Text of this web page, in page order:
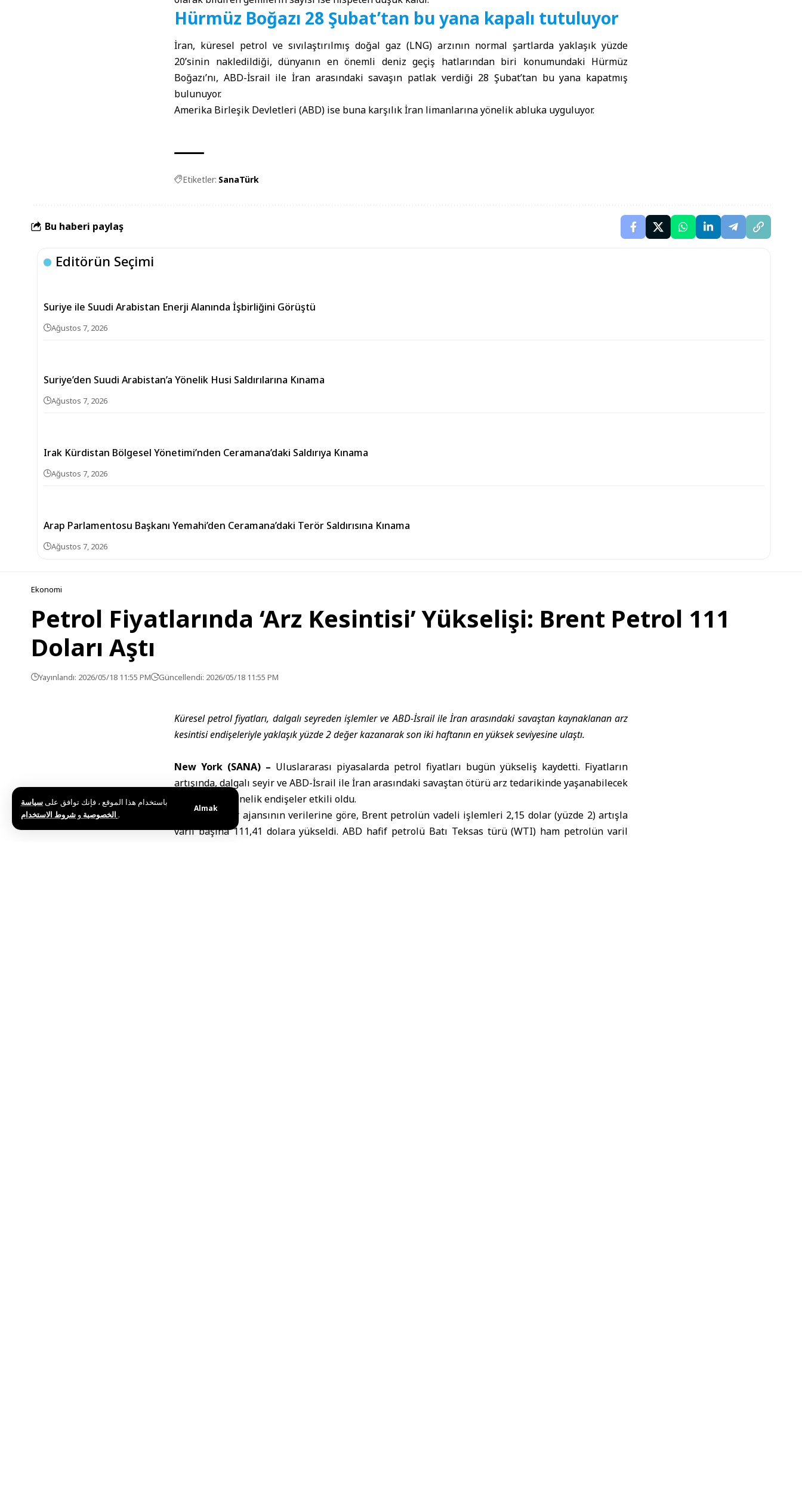
باستخدام هذا الموقع ، فإنك توافق علىسياسة
الخصوصية و .
Almak
Hürmüz Boğazı 28 Şubat’tan bu yana kapalı tutuluyor
İran, küresel petrol ve sıvılaştırılmış doğal gaz (LNG) arzının normal şartlarda yaklaşık yüzde
20’sinin nakledildiği, dünyanın en önemli deniz geçiş hatlarından biri konumundaki Hürmüz
Boğazı’nı, ABD-İsrail ile İran arasındaki savaşın patlak verdiği 28 Şubat’tan bu yana kapatmış
bulunuyor.
Amerika Birleşik Devletleri (ABD) ise buna karşılık İran limanlarına yönelik abluka uyguluyor.
Etiketler: SanaTürk
Bu haberi paylaş
Editörün Seçimi
Suriye ile Suudi Arabistan Enerji Alanında İşbirliğini Görüştü
Ağustos 7, 2026
Suriye’den Suudi Arabistan’a Yönelik Husi Saldırılarına Kınama
Ağustos 7, 2026
Irak Kürdistan Bölgesel Yönetimi’nden Ceramana’daki Saldırıya Kınama
Ağustos 7, 2026
Arap Parlamentosu Başkanı Yemahi’den Ceramana’daki Terör Saldırısına Kınama
Ağustos 7, 2026
Ekonomi
Petrol Fiyatlarında ‘Arz Kesintisi’ Yükselişi: Brent Petrol 111
Doları Aştı
Yayınlandı: 2026/05/18 11:55 PM Güncellendi: 2026/05/18 11:55 PM
Küresel petrol fiyatları, dalgalı seyreden işlemler ve ABD-İsrail ile İran arasındaki savaştan kaynaklanan arz
kesintisi endişeleriyle yaklaşık yüzde 2 değer kazanarak son iki haftanın en yüksek seviyesine ulaştı.
New York (SANA) – Uluslararası piyasalarda petrol fiyatları bugün yükseliş kaydetti. Fiyatların
artışında, dalgalı seyir ve ABD-İsrail ile İran arasındaki savaştan ötürü arz tedarikinde yaşanabilecek
aksamalara yönelik endişeler etkili oldu.
Reuters haber ajansının verilerine göre, Brent petrolün vadeli işlemleri 2,15 dolar (yüzde 2) artışla
varil başına 111,41 dolara yükseldi. ABD hafif petrolü Batı Teksas türü (WTI) ham petrolün varil